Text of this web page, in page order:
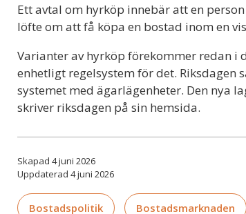
Ett avtal om hyrköp innebär att en
löfte om att få köpa en bostad inom en
Varianter av hyrköp förekommer redan
enhetligt regelsystem för det.
systemet med ägarlägenheter. Den nya
skriver riksdagen på sin hemsida.
Skapad 4 juni 2026
Uppdaterad 4 juni 2026
Bostadspolitik Bostadsmarknaden